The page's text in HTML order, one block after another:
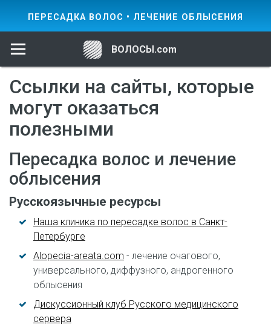
ПЕРЕСАДКА ВОЛОС • ЛЕЧЕНИЕ ОБЛЫСЕНИЯ
ВОЛОСЫ.com
Ссылки на сайты, которые
могут оказаться
полезными
Пересадка волос и лечение
облысения
Русскоязычные ресурсы
Наша клиника по пересадке волос в Санкт-
Петербурге
Alopecia-areata.com - лечение очагового,
универсального, диффузного, андрогенного
облысения
Дискуссионный клуб Русского медицинского
сервера